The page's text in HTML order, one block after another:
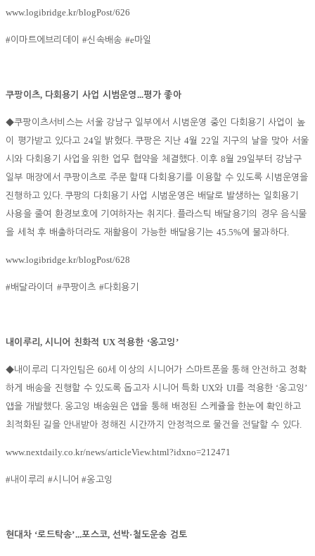
www.logibridge.kr/blogPost/626
#이마트에브리데이#신속배송 #e마일
쿠팡이츠, 다회용기 사업 시범운영...평가 좋아
◆쿠팡이츠서비스는 서울 강남구 일부에서 시범운영 중인 다회용기 사업이 높
이 평가받고 있다고 24일 밝혔다.쿠팡은 지난4월 22일 지구의 날을 맞아 서울
시와 다회용기 사업을 위한 업무 협약을 체결했다. 이후 8월29일부터 강남구
일부 매장에서 쿠팡이츠로 주문 할때 다회용기를 이용할 수 있도록 시범운영을
진행하고 있다. 쿠팡의 다회용기 사업 시범운영은 배달로 발생하는 일회용기
사용을 줄여 환경보호에 기여하자는 취지다. 플라스틱 배달용기의 경우 음식물
을 세척 후 배출하더라도 재활용이 가능한 배달용기는 45.5%에 불과하다.
www.logibridge.kr/blogPost/628
#배달라이더 #쿠팡이츠 #다회용기
내이루리, 시니어 친화적 UX적용한 ‘옹고잉 ’
◆내이루리 디자인팀은 60세 이상의 시니어가 스마트폰을 통해 안전하고 정확
하게 배송을 진행할 수 있도록 돕고자 시니어 특화UX와 UI를 적용한 ‘옹고잉 ’
앱을 개발했다. 옹고잉 배송원은 앱을 통해 배정된 스케쥴을 한눈에 확인하고
최적화된 길을 안내받아 정해진 시간까지 안정적으로 물건을 전달할 수 있다.
www.nextdaily.co.kr/news/articleView.html?idxno=212471
#내이루리#시니어#옹고잉
현대차 ‘로드탁송’...포스코, 선박· 철도운송 검토